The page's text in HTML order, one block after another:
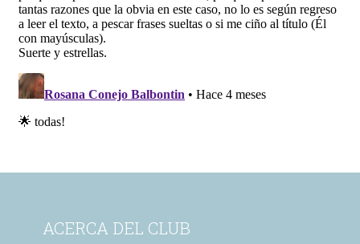
ACERCA DEL CLUB